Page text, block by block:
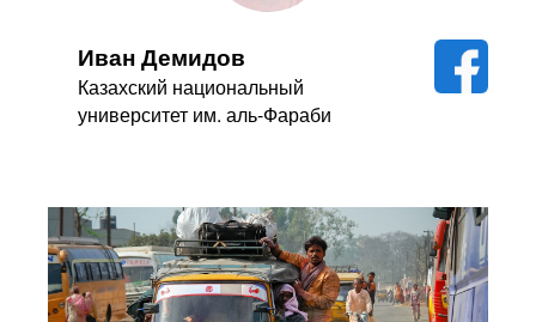
Иван Демидов
Казахский национальный
университет им. аль-Фараби